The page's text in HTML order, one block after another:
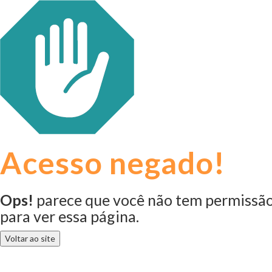
Acesso negado!
Ops! parece que você não tem
para ver essa página.
Voltar ao site